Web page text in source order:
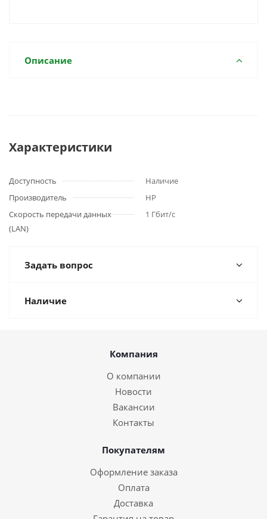
Описание
Характеристики
Доступность
Наличие
Производитель
HP
Скорость передачи данных
(LAN)
1 Гбит/с
Задать вопрос
Наличие
Компания
О компании
Новости
Вакансии
Контакты
Покупателям
Оформление заказа
Оплата
Доставка